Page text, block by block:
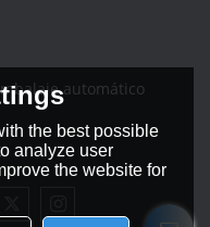
automático
the best possible
analyze user
the website for